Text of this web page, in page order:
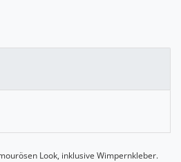
Look, inklusive Wimpernkleber.